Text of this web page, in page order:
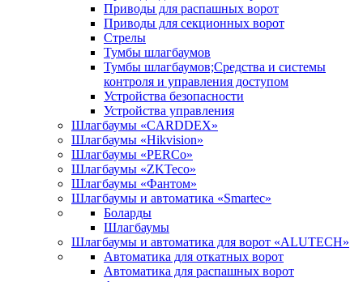
Приводы для распашных ворот
Приводы для секционных ворот
Стрелы
Тумбы шлагбаумов
Тумбы шлагбаумов;Средства и системы
контроля и управления доступом
Устройства безопасности
Устройства управления
Шлагбаумы «CARDDEX»
Шлагбаумы «Hikvision»
Шлагбаумы «PERCo»
Шлагбаумы «ZKTeco»
Шлагбаумы «Фантом»
Шлагбаумы и автоматика «Smartec»
Боларды
Шлагбаумы
Шлагбаумы и автоматика для ворот «ALUTECH»
Автоматика для откатных ворот
Автоматика для распашных ворот